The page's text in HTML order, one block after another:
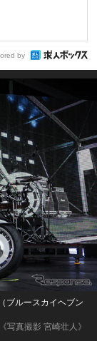
by
《写真撮影 宮崎壮人》
ブルースカイヘブン